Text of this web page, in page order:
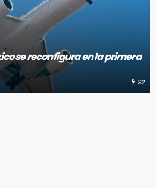
se reconfigura en la primera
22